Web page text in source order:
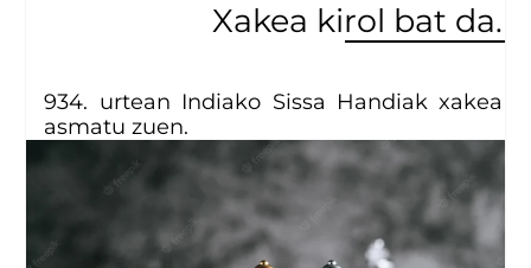
Xakea kirol bat da.
934. urtean Indiako Sissa Handiak xakea
asmatu zuen.